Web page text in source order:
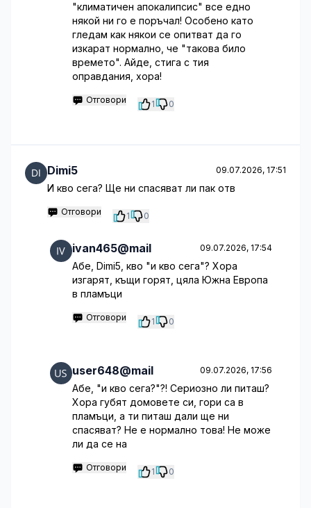
"климатичен апокалипсис" все едно
някой ни го е поръчал! Особено като
гледам как някои се опитват да го
изкарат нормално, че "такова било
времето". Айде, стига с тия
оправдания, хора!
Отговори 1 0
Dimi5 09.07.2026, 17:51
И кво сега? Ще ни спасяват ли пак отв
Отговори 1 0
ivan465@mail 09.07.2026, 17:54
Абе, Dimi5, кво "и кво сега"? Хора
изгарят, къщи горят, цяла Южна Европа
в пламъци
Отговори 1 0
user648@mail 09.07.2026, 17:56
Абе, "и кво сега?"?! Сериозно ли питаш?
Хора губят домовете си, гори са в
пламъци, а ти питаш дали ще ни
спасяват? Не е нормално това! Не може
ли да се на
Отговори 1 0